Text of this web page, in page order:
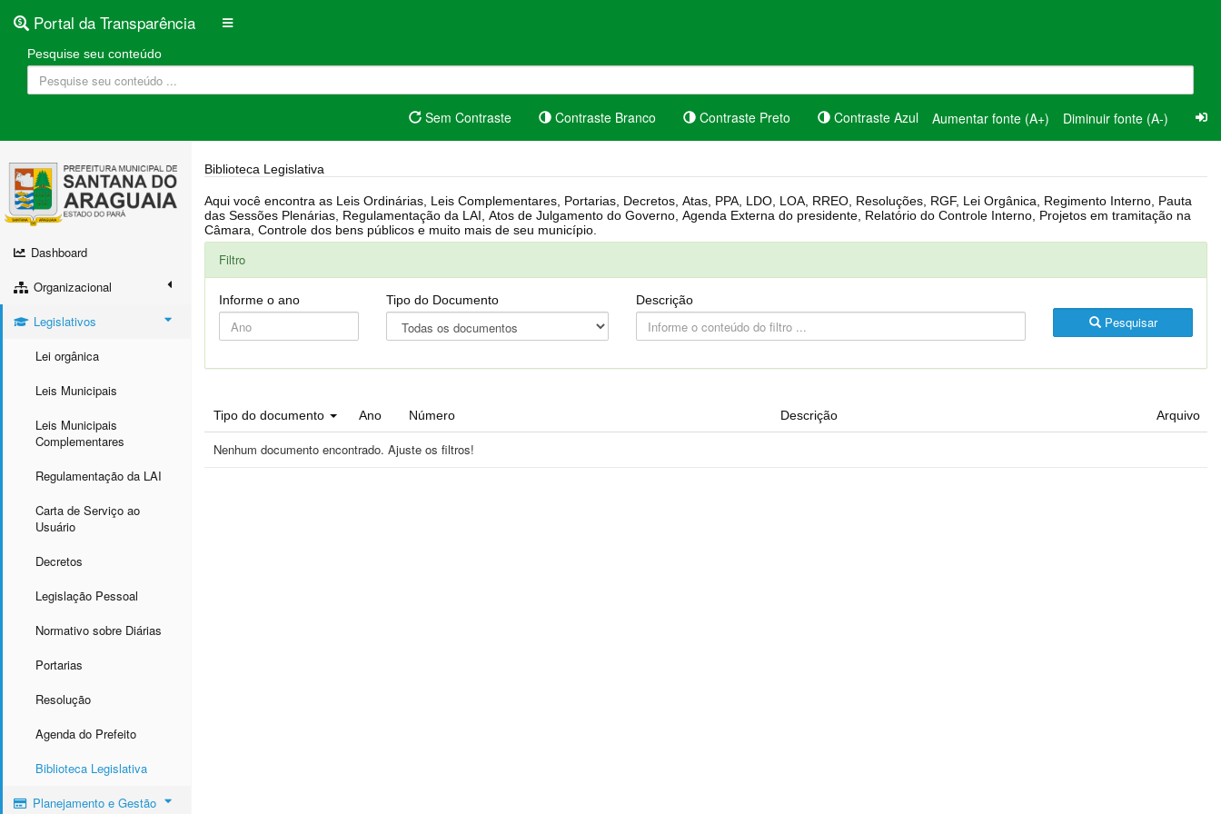
Portal da Transparência
Pesquise seu conteúdo
Sem Contraste Contraste Branco Contraste Preto Contraste Azul Aumentar fonte (A+) Diminuir fonte (A-)
Dashboard
Organizacional
Legislativos
Lei orgânica
Leis Municipais
Leis Municipais
Complementares
Regulamentação da LAI
Carta de Serviço ao
Usuário
Decretos
Legislação Pessoal
Normativo sobre Diárias
Portarias
Resolução
Agenda do Prefeito
Biblioteca Legislativa
Planejamento e Gestão
Biblioteca Legislativa
Aqui você encontra as Leis Ordinárias, Leis Complementares, Portarias, Decretos, Atas, PPA, LDO, LOA, RREO, Resoluções, RGF, Lei Orgânica, Regimento Interno, Pauta
das Sessões Plenárias, Regulamentação da LAI, Atos de Julgamento do Governo, Agenda Externa do presidente, Relatório do Controle Interno, Projetos em tramitação na
Câmara, Controle dos bens públicos e muito mais de seu município.
Filtro
Informe o ano Tipo do Documento Descrição
Pesquisar
Tipo do documento Ano Número Descrição Arquivo
Nenhum documento encontrado. Ajuste os filtros!